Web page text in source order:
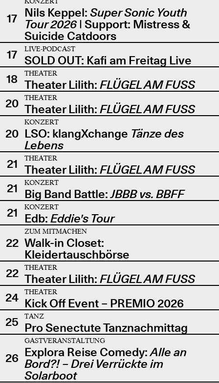
17 Nils Keppel: Super Sonic Youth
Tour 2026| Support: Mistress &
Suicide Catdoors
17
LIVE-PODCAST
SOLD OUT: Kafi am Freitag Live
18
THEATER
Theater Lilith: FLÜGEL AM FUSS
20
THEATER
Theater Lilith: FLÜGEL AM FUSS
20
KONZERT
LSO: klangXchange Tänze des
Lebens
21
THEATER
Theater Lilith: FLÜGEL AM FUSS
21
KONZERT
Big Band Battle:JBBB vs. BBFF
21
KONZERT
Edb: Eddie's Tour
22
ZUM MITMACHEN
Walk-in Closet:
Kleidertauschbörse
22
THEATER
Theater Lilith: FLÜGEL AM FUSS
24
THEATER
Kick Off Event – PREMIO 2026
25
TANZ
Pro Senectute Tanznachmittag
26
GASTVERANSTALTUNG
Explora Reise Comedy:Alle an
Bord?! – Drei Verrückte im
Solarboot